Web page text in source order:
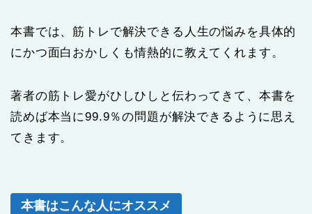
本書では、筋トレで解決できる人生の悩みを具体的
にかつ面白おかしくも情熱的に教えてくれます。
著者の筋トレ愛がひしひしと伝わってきて、本書を
読めば本当に99.9％の問題が解決できるように思え
てきます。
本書はこんな人にオススメ